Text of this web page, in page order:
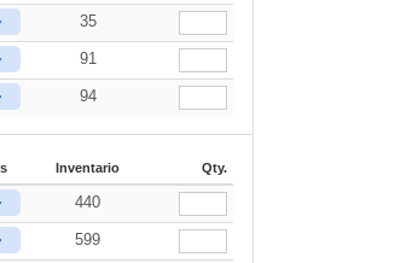
35
91
94
Inventario Qty.
440
599